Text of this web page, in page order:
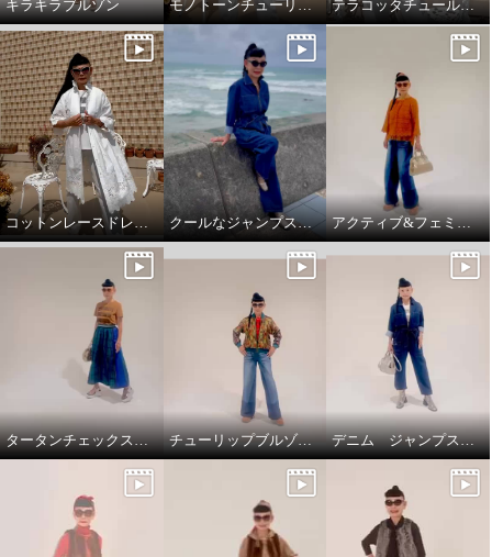
キラキラブルゾン モノトーンチューリップ柄のTシャツ テラコッタチュールレースプルオーバー。
コットンレースドレスコート クールなジャンプスーツ‼️ アクティブ&フェミニンスタイリング
タータンチェックスカートで、新鮮スタイリング チューリップブルゾンと、ブラストパギーパンツ デニム ジャンプスーツ